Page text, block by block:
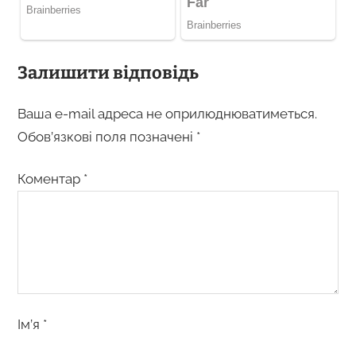
Залишити відповідь
Ваша e-mail адреса не оприлюднюватиметься.
Обов’язкові поля позначені *
Коментар *
Ім’я *